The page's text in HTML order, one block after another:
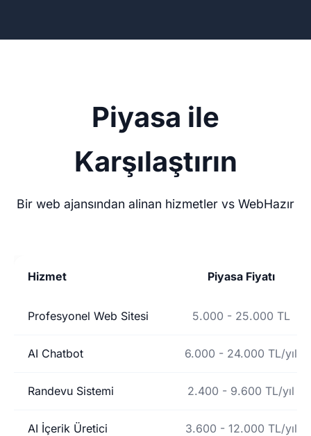
Piyasa ile
Karşılaştırın
Bir web ajansından alinan hizmetler vs WebHazır
Hizmet Piyasa Fiyatı
Profesyonel Web Sitesi 5.000 - 25.000 TL
AI Chatbot 6.000 - 24.000 TL/yıl
Randevu Sistemi 2.400 - 9.600 TL/yıl
AI İçerik Üretici 3.600 - 12.000 TL/yıl